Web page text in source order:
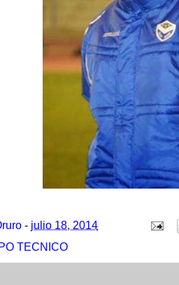
- julio 18, 2014
TECNICO